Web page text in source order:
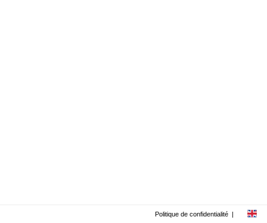
Politique de confidentialité |